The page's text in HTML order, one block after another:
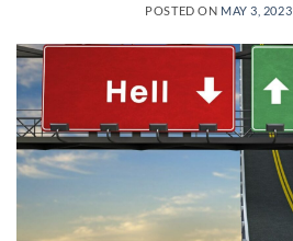
POSTED ON MAY 3, 2023